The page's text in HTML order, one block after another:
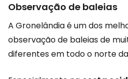
Observação de baleias
A Gronelândia é um dos
observação de baleias de
diferentes em todo o norte